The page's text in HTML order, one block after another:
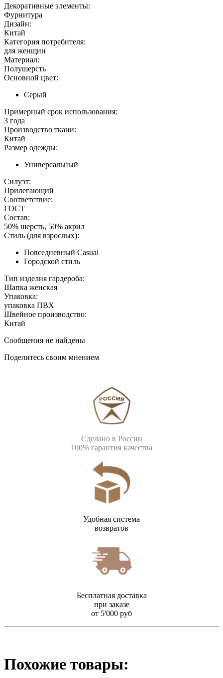
Декоративные элементы:
Фурнитура
Дизайн:
Китай
Категория потребителя:
для женщин
Материал:
Полушерсть
Основной цвет:
Серый
Примерный срок использования:
3 года
Производство ткани:
Китай
Размер одежды:
Универсальный
Силуэт:
Прилегающий
Соответствие:
ГОСТ
Состав:
50% шерсть, 50% акрил
Стиль (для взрослых):
Повседневный Casual
Городской стиль
Тип изделия гардероба:
Шапка женская
Упаковка:
упаковка ПВХ
Швейное производство:
Китай
Сообщения не найдены
Поделитесь своим мнением
Сделано в России
100% гарантия качества
Удобная система
возвратов
Бесплатная доставка
при заказе
от 5'000 руб
Похожие товары: